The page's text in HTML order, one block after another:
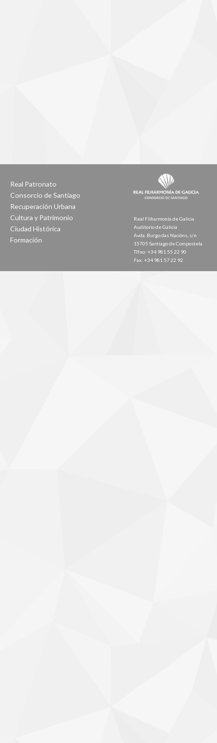
Real Patronato
Consorcio de Santiago
Recuperación Urbana
Cultura y Patrimonio
Ciudad Histórica
Formación
Real Filharmonía de Galicia
Auditorio de Galicia
Avda. Burgo das Nacións, s/n
15705 Santiago de Compostela
Tlfno: +34 981 55 22 90
Fax: +34 981 57 22 92